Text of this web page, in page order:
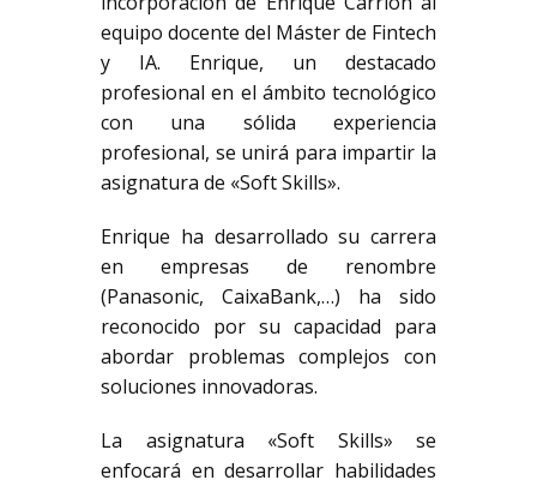
equipo docente del Máster de Fintech
y IA. Enrique, un destacado
profesional en el ámbito tecnológico
con una sólida experiencia
profesional, se unirá para impartir la
asignatura de «Soft Skills».
Enrique ha desarrollado su carrera
en empresas de renombre
(Panasonic, CaixaBank,…) ha sido
reconocido por su capacidad para
abordar problemas complejos con
soluciones innovadoras.
La asignatura «Soft Skills» se
enfocará en desarrollar habilidades